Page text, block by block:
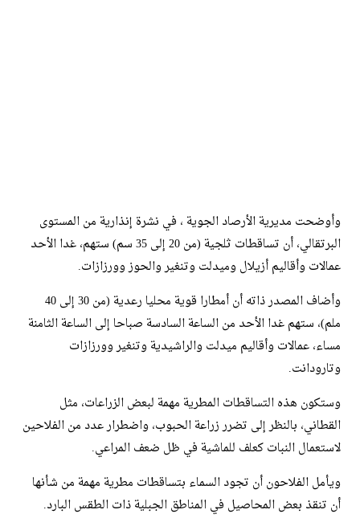
وأوضحت مديرية الأرصاد الجوية ، في نشرة إنذارية من المستوى
البرتقالي، أن تساقطات ثلجية (من 20 إلى 35 سم) ستهم، غدا الأحد
عمالات وأقاليم أزيلال وميدلت وتنغير والحوز وورزازات.
وأضاف المصدر ذاته أن أمطارا قوية محليا رعدية (من 30 إلى 40
ملم)، ستهم غدا الأحد من الساعة السادسة صباحا إلى الساعة الثامنة
مساء، عمالات وأقاليم ميدلت والراشيدية وتنغير وورزازات
وتارودانت.
وستكون هذه التساقطات المطرية مهمة لبعض الزراعات، مثل
القطاني، بالنظر إلى تضرر زراعة الحبوب، واضطرار عدد من الفلاحين
لاستعمال النبات كعلف للماشية في ظل ضعف المراعي.
ويأمل الفلاحون أن تجود السماء بتساقطات مطرية مهمة من شأنها
أن تنقذ بعض المحاصيل في المناطق الجبلية ذات الطقس البارد.